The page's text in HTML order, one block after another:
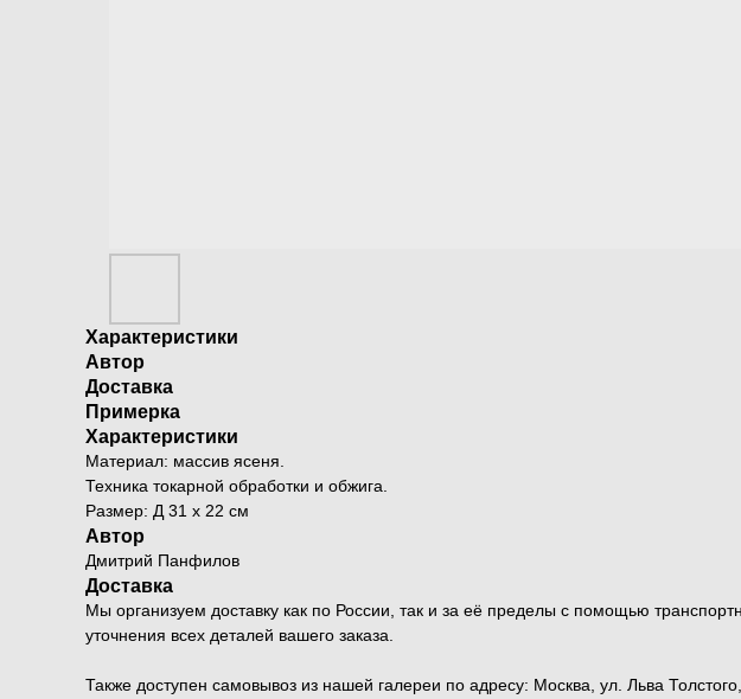
Характеристики
Автор
Доставка
Примерка
Характеристики
Материал: массив ясеня.
Техника токарной обработки и обжига.
Размер: Д 31 х 22 см
Автор
Дмитрий Панфилов
Доставка
Мы организуем доставку как по России, так и за её пределы с помощью
уточнения всех деталей вашего заказа.
Также доступен самовывоз из нашей галереи по адресу: Москва, ул. Льва